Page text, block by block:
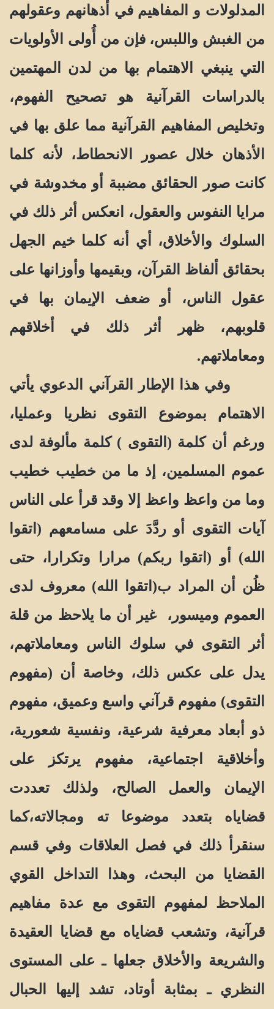
المدلولات و المفاهيم في أذهانهم وعقولهم
من الغبش واللبس، فإن من أُولى الأولويات
التي ينبغي الاهتمام بها من لدن المهتمين
بالدراسات القرآنية هو تصحيح الفهوم،
وتخليص المفاهيم القرآنية مما علق بها في
الأذهان خلال عصور الانحطاط، لأنه كلما
كانت صور الحقائق مضببة أو مخدوشة في
مرايا النفوس والعقول، انعكس أثر ذلك في
السلوك والأخلاق، أي أنه كلما خيم الجهل
بحقائق ألفاظ القرآن، وبقيمها وأوزانها على
عقول الناس، أو ضعف الإيمان بها في
قلوبهم، ظهر أثر ذلك في أخلاقهم
ومعاملاتهم.
وفي هذا الإطار القرآني الدعوي يأتي
الاهتمام بموضوع التقوى نظريا وعمليا،
ورغم أن كلمة (التقوى ) كلمة مألوفة لدى
عموم المسلمين، إذ ما من خطيب خطيب
وما من واعظ واعظ إلا وقد قرأ على الناس
آيات التقوى أو ردَّدَ على مسامعهم (اتقوا
الله) أو (اتقوا ربكم) مرارا وتكرارا، حتى
ظُن أن المراد ب(اتقوا الله) معروف لدى
العموم وميسور، غير أن ما يلاحظ من قلة
أثر التقوى في سلوك الناس ومعاملاتهم،
يدل على عكس ذلك، وخاصة أن (مفهوم
التقوى) مفهوم قرآني واسع وعميق، مفهوم
ذو أبعاد معرفية شرعية، ونفسية شعورية،
وأخلاقية اجتماعية، مفهوم يرتكز على
الإيمان والعمل الصالح، ولذلك تعددت
قضاياه بتعدد موضوعا ته ومجالاته،كما
سنقرأ ذلك في فصل العلاقات وفي قسم
القضايا من البحث، وهذا التداخل القوي
الملاحظ لمفهوم التقوى مع عدة مفاهيم
قرآنية، وتشعب قضاياه مع قضايا العقيدة
والشريعة والأخلاق جعلها ـ على المستوى
النظري ـ بمثابة أوتاد، تشد إليها الحبال